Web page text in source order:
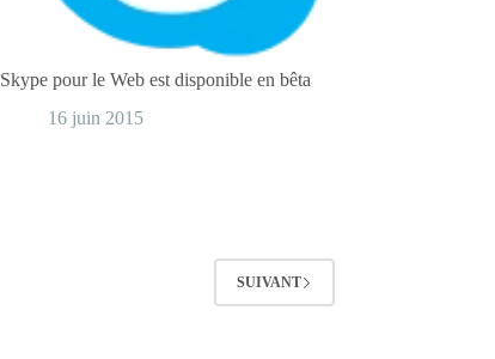
Skype pour le Web est disponible en bêta
16 juin 2015
SUIVANT